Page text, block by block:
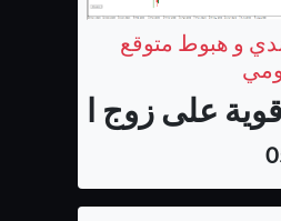
و هبوط متوقع
على زوج اليورو